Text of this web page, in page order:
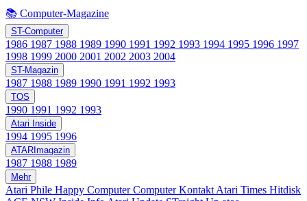
📚 Computer-Magazine
ST-Computer
1986 1987 1988 1989 1990 1991 1992 1993 1994 1995 1996 1997
1998 1999 2000 2001 2002 2003 2004
ST-Magazin
1987 1988 1989 1990 1991 1992 1993
TOS
1990 1991 1992 1993
Atari Inside
1994 1995 1996
ATARImagazin
1987 1988 1989
Mehr
Atari Phile Happy ComputerComputer Kontakt Atari Times Hitdisk